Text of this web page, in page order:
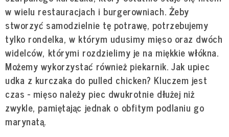
w wielu restauracjach i burgerowniach. Żeby
stworzyć samodzielnie tę potrawę, potrzebujemy
tylko rondelka, w którym udusimy mięso oraz dwóch
widelców, którymi rozdzielimy je na miękkie włókna.
Możemy wykorzystać również piekarnik. Jak upiec
udka z kurczaka do pulled chicken? Kluczem jest
czas - mięso należy piec dwukrotnie dłużej niż
zwykle, pamiętając jednak o obfitym podlaniu go
marynatą.